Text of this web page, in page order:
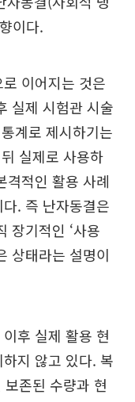
이다.
이어지는 것은
실제 시험관 시술
계로 제시하기는
실제로 사용하
격적인 활용 사례
. 즉 난자동결은
장기적인 ‘사용
상태라는 설명이
후 실제 활용 현
지 않고 있다. 복
존된 수량과 현